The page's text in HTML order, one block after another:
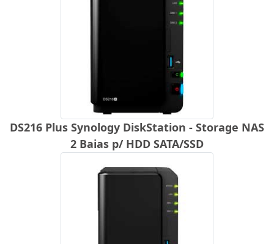
DS216 Plus Synology DiskStation - Storage NAS
2 Baias p/ HDD SATA/SSD